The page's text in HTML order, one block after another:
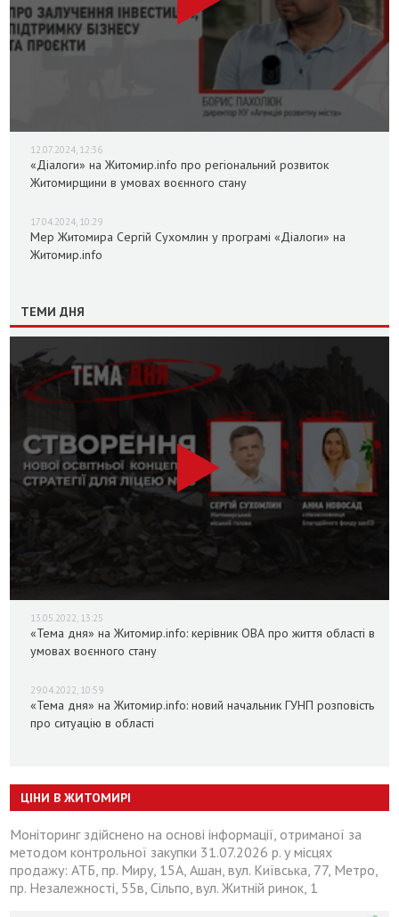
12.07.2024, 12:36
«Діалоги» на Житомир.info про регіональний розвиток
Житомирщини в умовах воєнного стану
17.04.2024, 10:29
Мер Житомира Сергій Сухомлин у програмі «Діалоги» на
Житомир.info
ТЕМИ ДНЯ
13.05.2022, 13:25
«Тема дня» на Житомир.info: керівник ОВА про життя області в
умовах воєнного стану
29.04.2022, 10:59
«Тема дня» на Житомир.info: новий начальник ГУНП розповість
про ситуацію в області
ЦІНИ В ЖИТОМИРІ
Моніторинг здійснено на основі інформації, отриманої за
методом контрольної закупки 31.07.2026 р. у місцях
продажу: АТБ, пр. Миру, 15А, Ашан, вул. Київська, 77, Метро,
пр. Незалежності, 55в, Сільпо, вул. Житній ринок, 1